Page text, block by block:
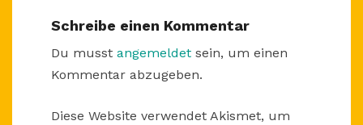
Schreibe einen Kommentar
Du musst angemeldet sein, um einen
Kommentar abzugeben.
Diese Website verwendet Akismet, um